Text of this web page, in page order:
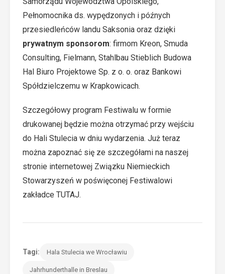
Pełnomocnika ds. wypędzonych i późnych
przesiedleńców landu Saksonia oraz dzięki
prywatnym sponsorom: firmom Kreon, Smuda
Consulting, Fielmann, Stahlbau Stieblich Budowa
Hal Biuro Projektowe Sp. z o. o. oraz Bankowi
Spółdzielczemu w Krapkowicach.
Szczegółowy program Festiwalu w formie
drukowanej będzie można otrzymać przy wejściu
do Hali Stulecia w dniu wydarzenia. Już teraz
można zapoznać się ze szczegółami na naszej
stronie internetowej Związku Niemieckich
Stowarzyszeń w poświęconej Festiwalowi
zakładce TUTAJ.
Tagi: Hala Stulecia we Wrocławiu
Jahrhunderthalle in Breslau